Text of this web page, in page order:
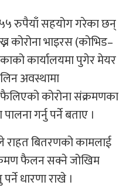
रुपैयाँ सहयोग गरेका छन्
कोरोना भाइरस (कोभिड–
कार्यालयमा पुगेर मेयर
अवस्थामा
कोरोना संक्रमणका
गर्नु पर्ने बताए ।
राहत बितरणको कामलाई
फैलन सक्ने जोखिम
धारणा राखे ।